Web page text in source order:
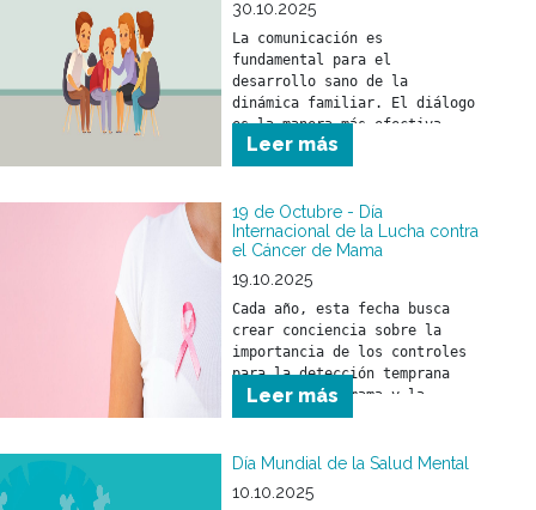
30.10.2025
La comunicación es
fundamental para el
desarrollo sano de la
dinámica familiar. El diálogo
es la manera más efectiva
para compartir ideas,
opiniones y sentimientos.
Leer más
19 de Octubre - Día
Internacional de la Lucha contra
el Cáncer de Mama
19.10.2025
Cada año, esta fecha busca
crear conciencia sobre la
importancia de los controles
para la detección temprana
del cáncer de mama y la
relevancia de un tratamiento
Leer más
Día Mundial de la Salud Mental
10.10.2025